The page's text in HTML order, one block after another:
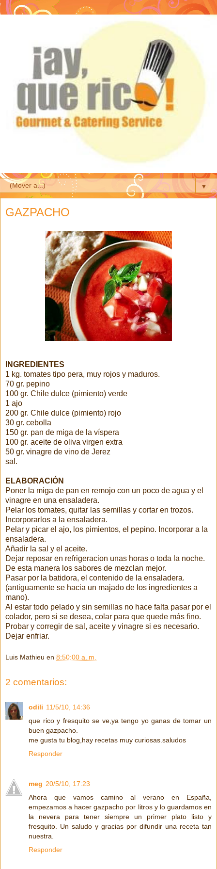
▼
GAZPACHO
INGREDIENTES
1 kg. tomates tipo pera, muy rojos y maduros.
70 gr. pepino
100 gr. Chile dulce (pimiento) verde
1 ajo
200 gr. Chile dulce (pimiento) rojo
30 gr. cebolla
150 gr. pan de miga de la víspera
100 gr. aceite de oliva virgen extra
50 gr. vinagre de vino de Jerez
sal.
ELABORACIÓN
Poner la miga de pan en remojo con un poco de agua y el
vinagre en una ensaladera.
Pelar los tomates, quitar las semillas y cortar en trozos.
Incorporarlos a la ensaladera.
Pelar y picar el ajo, los pimientos, el pepino. Incorporar a la
ensaladera.
Añadir la sal y el aceite.
Dejar reposar en refrigeracion unas horas o toda la noche.
De esta manera los sabores de mezclan mejor.
Pasar por la batidora, el contenido de la ensaladera.
(antiguamente se hacia un majado de los ingredientes a
mano).
Al estar todo pelado y sin semillas no hace falta pasar por el
colador, pero si se desea, colar para que quede más fino.
Probar y corregir de sal, aceite y vinagre si es necesario.
Dejar enfriar.
Luis Mathieu en 8:50:00 a. m.
2 comentarios:
odili 11/5/10, 14:36
que rico y fresquito se ve,ya tengo yo ganas de tomar un
buen gazpacho.
me gusta tu blog,hay recetas muy curiosas.saludos
Responder
meg 20/5/10, 17:23
Ahora que vamos camino al verano en España,
empezamos a hacer gazpacho por litros y lo guardamos en
la nevera para tener siempre un primer plato listo y
fresquito. Un saludo y gracias por difundir una receta tan
nuestra.
Responder